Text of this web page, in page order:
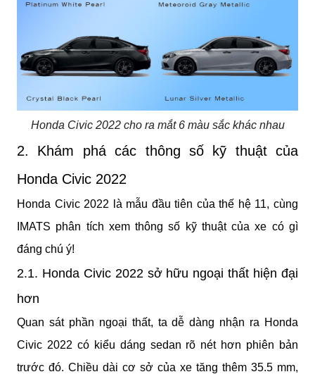
Honda Civic 2022 cho ra mắt 6 màu sắc khác nhau
2. Khám phá các thông số kỹ thuật của
Honda Civic 2022
Honda Civic 2022 là mẫu đầu tiên của thế hệ 11, cùng
IMATS phân tích xem thông số kỹ thuật của xe có gì
đáng chú ý!
2.1. Honda Civic 2022 sở hữu ngoại thất hiện đại
hơn
Quan sát phần ngoại thất, ta dễ dàng nhận ra Honda
Civic 2022 có kiểu dáng sedan rõ nét hơn phiên bản
trước đó. Chiều dài cơ sở của xe tăng thêm 35.5 mm,